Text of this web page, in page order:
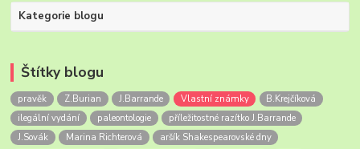
Kategorie blogu
Štítky blogu
pravěk Z.Burian J.Barrande Vlastní známky
B.Krejčíková
ilegální vydání
paleontologie
příležitostné razítko J.Barrande
J.Sovák
Marina Richterová
aršík Shakespearovské dny